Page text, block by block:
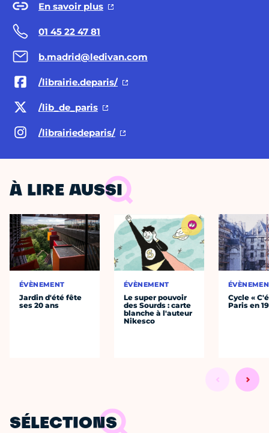
En savoir plus
01 45 22 47 81
b.madrid@ledivan.com
/librairie.deparis/
/lib_de_paris
/librairiedeparis/
À LIRE AUSSI
ÉVÈNEMENT
Jardin d'été fête
ses 20 ans
ÉVÈNEMENT
Le super pouvoir
des Sourds : carte
blanche à l'auteur
Nikesco
Cycle «
Paris en
SÉLECTIONS